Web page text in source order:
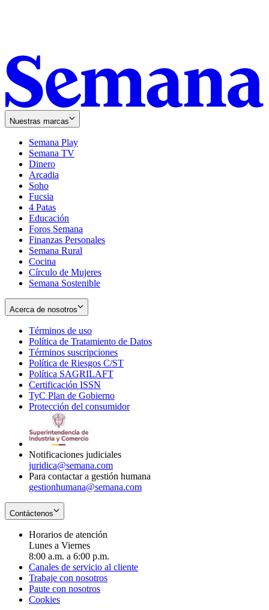
Nuestras marcas
Semana Play
Semana TV
Dinero
Arcadia
Soho
in
new
window
Fucsia
in
new
window
4 Patas
Educación
Foros Semana
Finanzas Personales
Semana Rural
Cocina
Círculo de Mujeres
Semana Sostenible
Acerca de nosotros
Términos de uso
in
new
window
Política de Tratamiento de Datos
Términos suscripciones
in
Política de Riesgos C/ST
Política SAGRILAFT
new
window
Certificación ISSN
in
new
TyC Plan de Gobierno
in
Protección del consumidorOpens
Notificaciones judiciales
juridica@semana.com
Para contactar a gestión humana
gestionhumana@semana.com
Contáctenos
Horarios de atención
Lunes a Viernes
8:00 a.m. a 6:00 p.m.
Canales de servicio al cliente
Trabaje con nosotros
Paute con nosotros
Cookies